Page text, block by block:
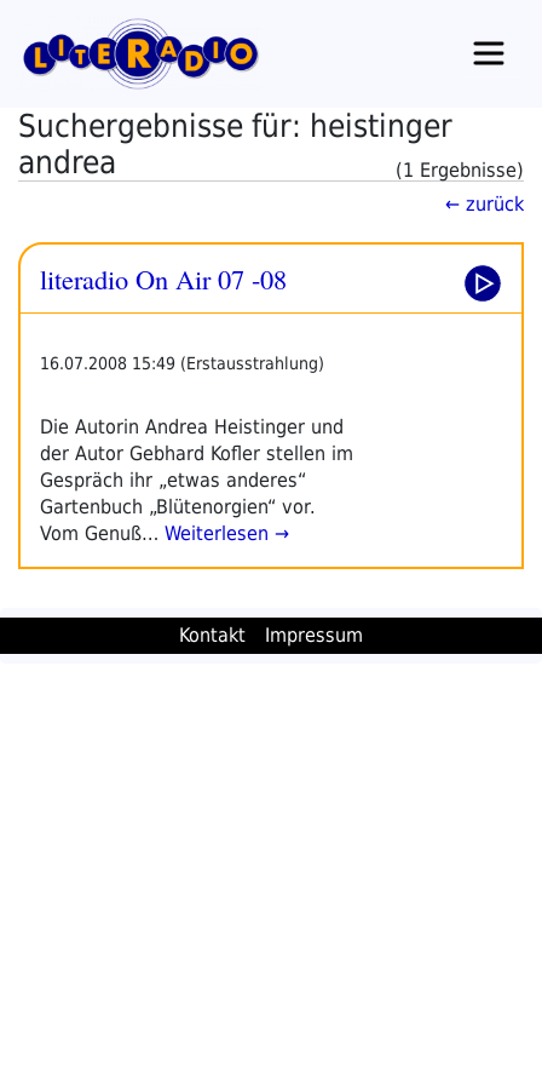
Inhalt
springen
Suchergebnisse für: heistinger
andrea
(1 Ergebnisse)
← zurück
literadio On Air 07 -08
16.07.2008 15:49 (Erstausstrahlung)
Die Autorin Andrea Heistinger und
der Autor Gebhard Kofler stellen im
Gespräch ihr „etwas anderes“
Gartenbuch „Blütenorgien“ vor.
Vom Genuß… Weiterlesen →
Kontakt Impressum